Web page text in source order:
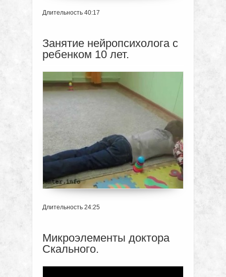
Длительность 40:17
Занятие нейропсихолога с
ребенком 10 лет.
Длительность 24:25
Микроэлементы доктора
Скального.